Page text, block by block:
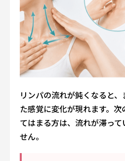
リンパの流れが鈍くなると
た感覚に変化が現れます。
てはまる方は、流れが滞っ
せん。